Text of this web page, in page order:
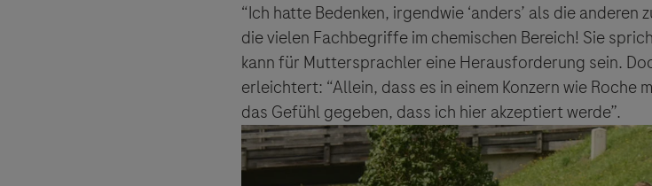
“Ich hatte Bedenken, irgendwie ‘anders’ als die
die vielen Fachbegriffe im chemischen Bereich! Sie
kann für Muttersprachler eine Herausforderung sein.
erleichtert: “Allein, dass es in einem Konzern wie Roche
das Gefühl gegeben, dass ich hier akzeptiert werde”.
Links zu Websites Dritter werden im Sinne
Der Herausgeber äußert keine Meinung über
und lehnt ausdrücklich jegliche
deren